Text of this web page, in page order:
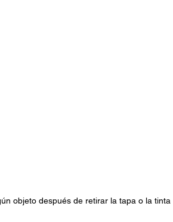
objeto después de retirar la tapa o la tinta